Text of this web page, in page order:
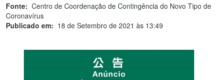
Fonte: Centro de Coordenação de Contingência do Novo Tipo de
Coronavírus
Publicado em: 18 de Setembro de 2021 às 13:49